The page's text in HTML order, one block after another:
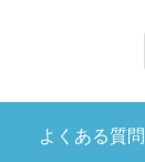
よくある質問